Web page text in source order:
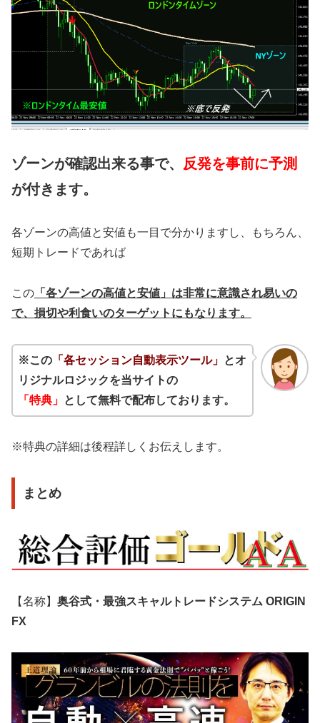
ゾーンが確認出来る事で、 反発を事前に予測
が付きます。
各ゾーンの高値と安値も一目で分かりますし、もちろん、
短期トレードであれば
この 「各ゾーンの高値と安値」は非常に意識され易いの
で、損切や利食いのターゲットにもなります。
※この 「各セッション自動表示ツール」 とオ
リジナルロジックを当サイトの
「特典」 として無料で配布しております。
※特典の詳細は後程詳しくお伝えします。
まとめ
【名称】 奥谷式・最強スキャルトレードシステム ORIGIN
FX